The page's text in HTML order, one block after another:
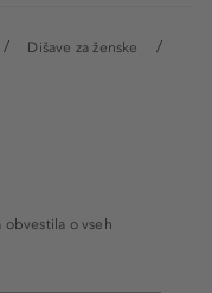
Dišave za ženske
o vseh